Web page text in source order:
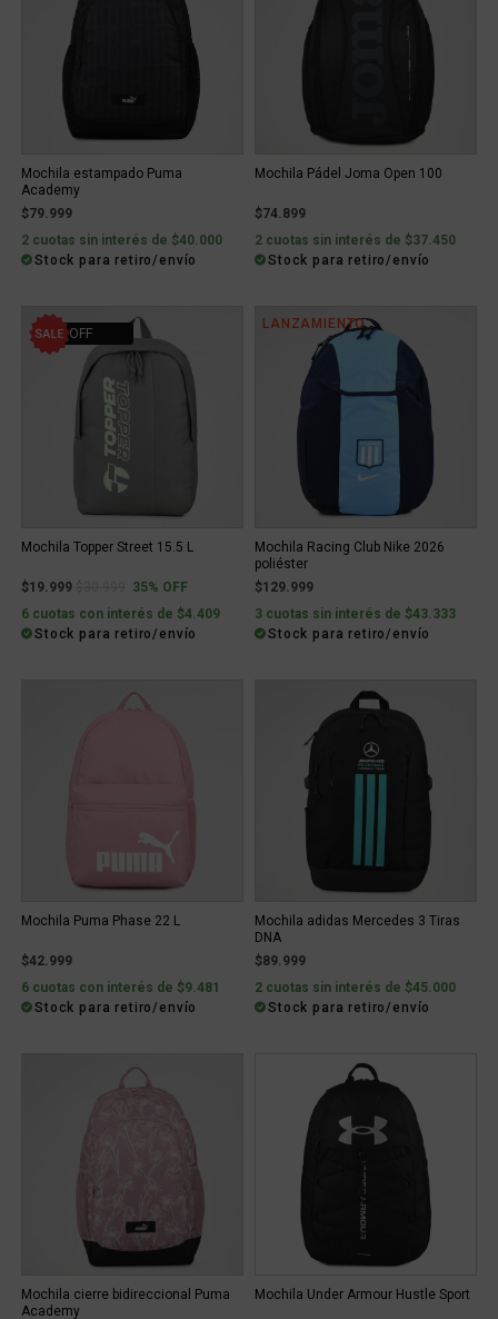
Mochila estampado Puma
Academy
$79.999
2 cuotas sin interés de $40.000
Stock para retiro/envío
Mochila Pádel Joma Open 100
$74.899
2 cuotas sin interés de $37.450
Stock para retiro/envío
35% OFF
Mochila Topper Street 15.5 L
$19.999 Price reduced from
to35% OFF
6 cuotas con interés de $4.409
Stock para retiro/envío
LANZAMIENTO
Mochila Racing Club Nike 2026
poliéster
$129.999
3 cuotas sin interés de $43.333
Stock para retiro/envío
Mochila Puma Phase 22 L
$42.999
6 cuotas con interés de $9.481
Stock para retiro/envío
Mochila adidas Mercedes 3 Tiras
DNA
$89.999
2 cuotas sin interés de $45.000
Stock para retiro/envío
Mochila cierre bidireccional Puma
Academy
Mochila Under Armour Hustle Sport